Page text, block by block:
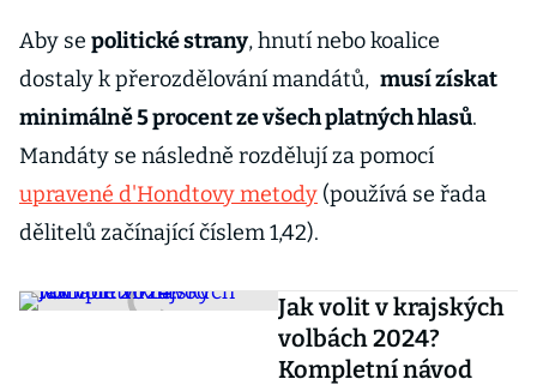
Aby se politické strany, hnutí nebo koalice
dostaly k přerozdělování mandátů, musí získat
minimálně 5 procent ze všech platných hlasů.
Mandáty se následně rozdělují za pomocí
upravené d'Hondtovy metody (používá se řada
dělitelů začínající číslem 1,42).
Jak volit v krajských
volbách 2024?
Kompletní návod